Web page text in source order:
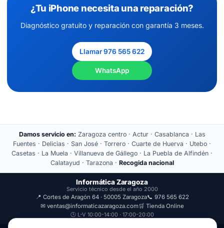
¿Tu iPhone necesita una reparación?
Diagnóstico gratuito y reparación con garantía 3 meses.
Llamar 976 565 622
WhatsApp
Damos servicio en: Zaragoza centro · Actur · Casablanca · Las
Fuentes · Delicias · San José · Torrero · Cuarte de Huerva · Utebo ·
Casetas · La Muela · Villanueva de Gállego · La Puebla de Alfindén ·
Calatayud · Tarazona · Recogida nacional
Informática Zaragoza
Servicio técnico desde el año 2000
📍 Cortes de Aragón 64 · 50005 Zaragoza📞 976 565 622
✉ ventas@informaticazaragoza.com🛒 Tienda Online
🕒 L-V 10:00-14:00 · 17:00-20:00